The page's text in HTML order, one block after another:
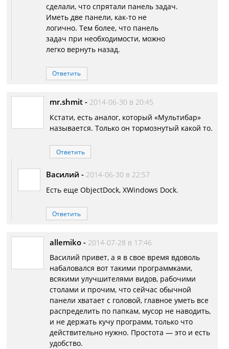
сделали, что спрятали панель задач.
Иметь две панели, как-то не
логично. Тем более, что панель
задач при необходимости, можно
легко вернуть назад.
Ответить
mr.shmit - 2014-06-30 в 20:45
Кстати, есть аналог, который «Мультибар»
называется. Только он тормознутый какой то.
Ответить
Василий - 2014-06-30 в 22:57
Есть еще ObjectDock, XWindows Dock.
Ответить
allemiko - 2014-07-28 в 17:46
Василий привет, а я в свое время вдоволь
набаловался вот такими программками,
всякими улучшителями видов, рабочими
столами и прочим, что сейчас обычной
панели хватает с головой, главное уметь все
распределить по папкам, мусор не наводить,
и не держать кучу программ, только что
действительно нужно. Простота — это и есть
удобство.